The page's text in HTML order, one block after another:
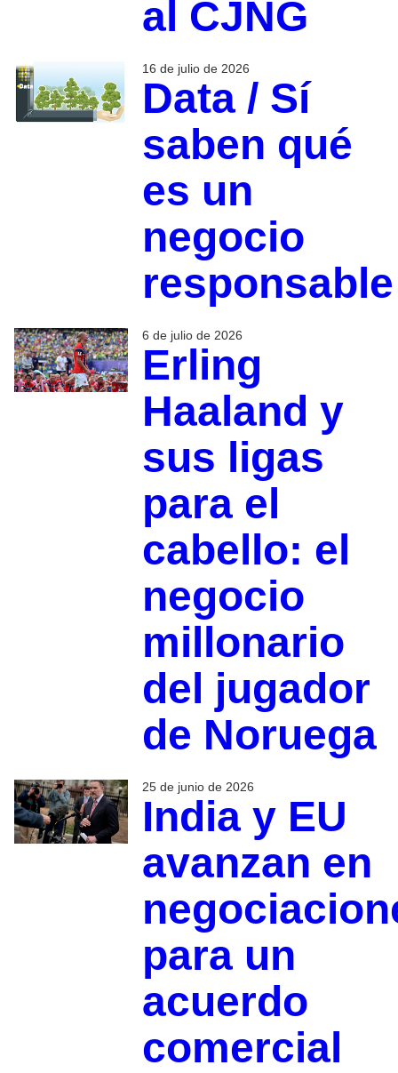
al CJNG
16 de julio de 2026
Data / Sí
saben qué
es un
negocio
responsable
6 de julio de 2026
Erling
Haaland y
sus ligas
para el
cabello: el
negocio
millonario
del jugador
de Noruega
25 de junio de 2026
India y EU
avanzan en
para un
acuerdo
comercial